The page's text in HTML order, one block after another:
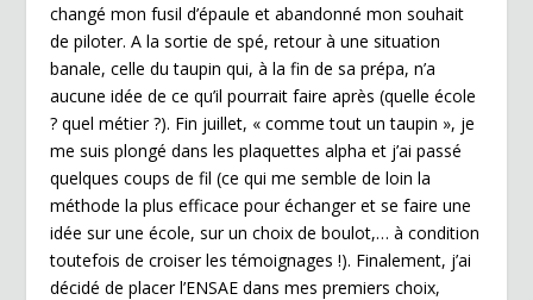
changé mon fusil d’épaule et abandonné mon souhait
de piloter. A la sortie de spé, retour à une situation
banale, celle du taupin qui, à la fin de sa prépa, n’a
aucune idée de ce qu’il pourrait faire après (quelle école
? quel métier ?). Fin juillet, « comme tout un taupin », je
me suis plongé dans les plaquettes alpha et j’ai passé
quelques coups de fil (ce qui me semble de loin la
méthode la plus efficace pour échanger et se faire une
idée sur une école, sur un choix de boulot,… à condition
toutefois de croiser les témoignages !). Finalement, j’ai
décidé de placer l’ENSAE dans mes premiers choix,